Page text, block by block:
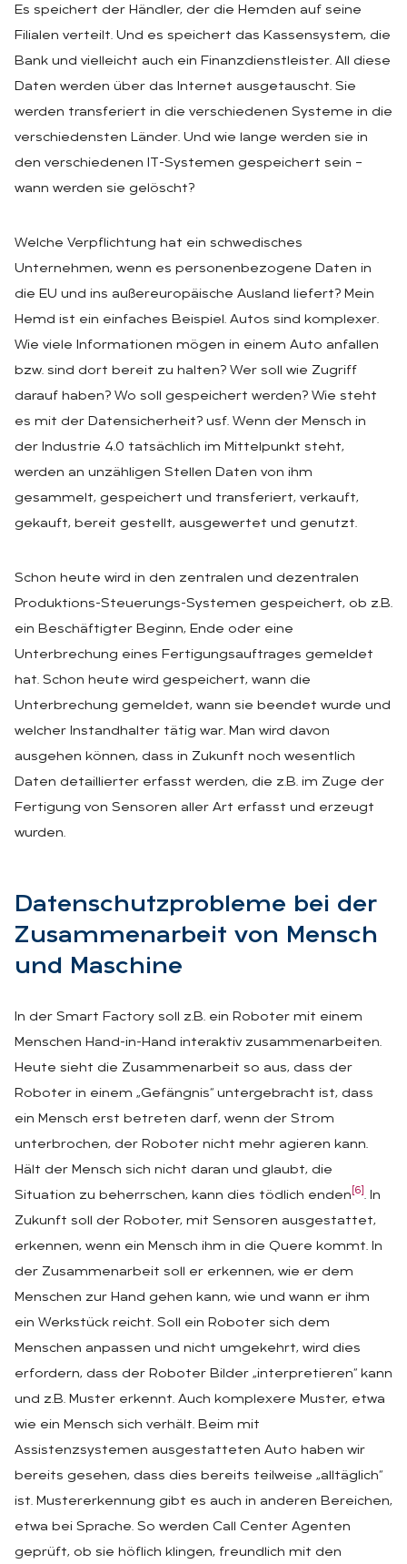
Es speichert der Händler, der die Hemden auf seine
Filialen verteilt. Und es speichert das Kassensystem, die
Bank und vielleicht auch ein Finanzdienstleister. All diese
Daten werden über das Internet ausgetauscht. Sie
werden transferiert in die verschiedenen Systeme in die
verschiedensten Länder. Und wie lange werden sie in
den verschiedenen IT-Systemen gespeichert sein –
wann werden sie gelöscht?
Welche Verpflichtung hat ein schwedisches
Unternehmen, wenn es personenbezogene Daten in
die EU und ins außereuropäische Ausland liefert? Mein
Hemd ist ein einfaches Beispiel. Autos sind komplexer.
Wie viele Informationen mögen in einem Auto anfallen
bzw. sind dort bereit zu halten? Wer soll wie Zugriff
darauf haben? Wo soll gespeichert werden? Wie steht
es mit der Datensicherheit? usf. Wenn der Mensch in
der Industrie 4.0 tatsächlich im Mittelpunkt steht,
werden an unzähligen Stellen Daten von ihm
gesammelt, gespeichert und transferiert, verkauft,
gekauft, bereit gestellt, ausgewertet und genutzt.
Schon heute wird in den zentralen und dezentralen
Produktions-Steuerungs-Systemen gespeichert, ob z.B.
ein Beschäftigter Beginn, Ende oder eine
Unterbrechung eines Fertigungsauftrages gemeldet
hat. Schon heute wird gespeichert, wann die
Unterbrechung gemeldet, wann sie beendet wurde und
welcher Instandhalter tätig war. Man wird davon
ausgehen können, dass in Zukunft noch wesentlich
Daten detaillierter erfasst werden, die z.B. im Zuge der
Fertigung von Sensoren aller Art erfasst und erzeugt
wurden.
Da­ten­schutz­pro­ble­me bei der
Zu­sam­men­ar­beit von Mensch
und Ma­schi­ne
In der Smart Factory soll z.B. ein Roboter mit einem
Menschen Hand-in-Hand interaktiv zusammenarbeiten.
Heute sieht die Zusammenarbeit so aus, dass der
Roboter in einem „Gefängnis“ untergebracht ist, dass
ein Mensch erst betreten darf, wenn der Strom
unterbrochen, der Roboter nicht mehr agieren kann.
Hält der Mensch sich nicht daran und glaubt, die
Situation zu beherrschen, kann dies tödlich enden [6] . In
Zukunft soll der Roboter, mit Sensoren ausgestattet,
erkennen, wenn ein Mensch ihm in die Quere kommt. In
der Zusammenarbeit soll er erkennen, wie er dem
Menschen zur Hand gehen kann, wie und wann er ihm
ein Werkstück reicht. Soll ein Roboter sich dem
Menschen anpassen und nicht umgekehrt, wird dies
erfordern, dass der Roboter Bilder „interpretieren“ kann
und z.B. Muster erkennt. Auch komplexere Muster, etwa
wie ein Mensch sich verhält. Beim mit
Assistenzsystemen ausgestatteten Auto haben wir
bereits gesehen, dass dies bereits teilweise „alltäglich“
ist. Mustererkennung gibt es auch in anderen Bereichen,
etwa bei Sprache. So werden Call Center Agenten
geprüft, ob sie höflich klingen, freundlich mit den